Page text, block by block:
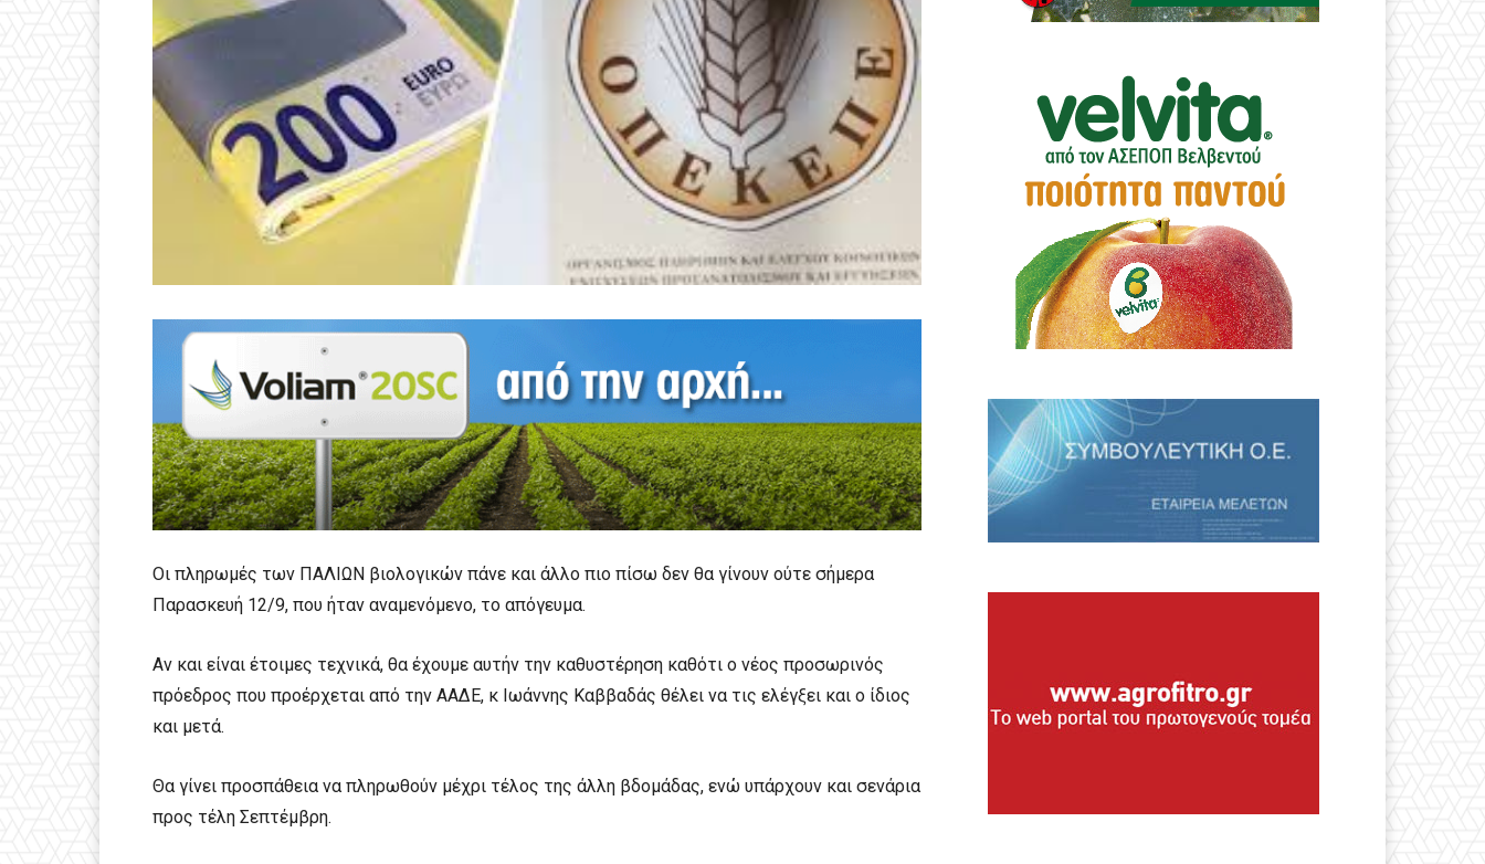
Οι πληρωμές των ΠΑΛΙΩΝ βιολογικών πάνε και άλλο πιο πίσω δεν θα γίνουν ούτε σήμερα
Παρασκευή 12/9, που ήταν αναμενόμενο, το απόγευμα.
Αν και είναι έτοιμες τεχνικά, θα έχουμε αυτήν την καθυστέρηση καθότι ο νέος προσωρινός
πρόεδρος που προέρχεται από την ΑΑΔΕ, κ Ιωάννης Καββαδάς θέλει να τις ελέγξει και ο ίδιος
και μετά.
Θα γίνει προσπάθεια να πληρωθούν μέχρι τέλος της άλλη βδομάδας, ενώ υπάρχουν και σενάρια
προς τέλη Σεπτέμβρη.